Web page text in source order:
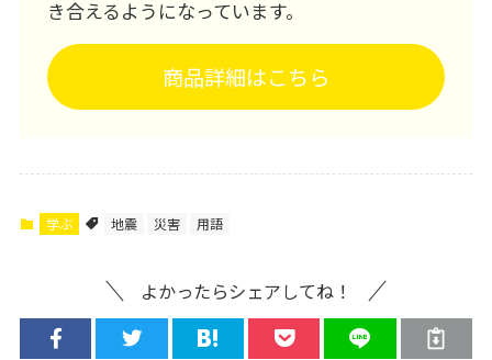
き合えるようになっています。
商品詳細はこちら
学ぶ 地震 災害 用語
よかったらシェアしてね！